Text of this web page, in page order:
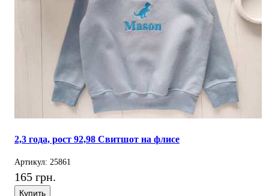
2,3 года, рост 92,98 Свитшот на флисе
Артикул: 25861
165 грн.
Купить